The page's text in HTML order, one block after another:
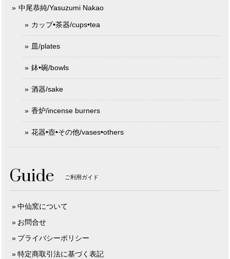
中尾恭純/Yasuzumi Nakao
カップ•茶器/cups•tea
皿/plates
鉢•碗/bowls
酒器/sake
香炉/incense burners
花器•壺•その他/vases•others
Guide ご利用ガイド
中仙窯について
お問合せ
プライバシーポリシー
特定商取引法に基づく表記